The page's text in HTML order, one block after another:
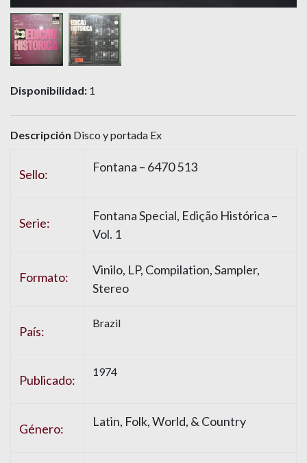
Disponibilidad: 1
Descripción Disco y portada Ex
Sello: Fontana – 6470 513
Serie:
Fontana Special, Edição Histórica –
Vol. 1
Formato:
Vinilo, LP, Compilation, Sampler,
Stereo
País:
Brazil
Publicado:
1974
Género: Latin, Folk, World, & Country